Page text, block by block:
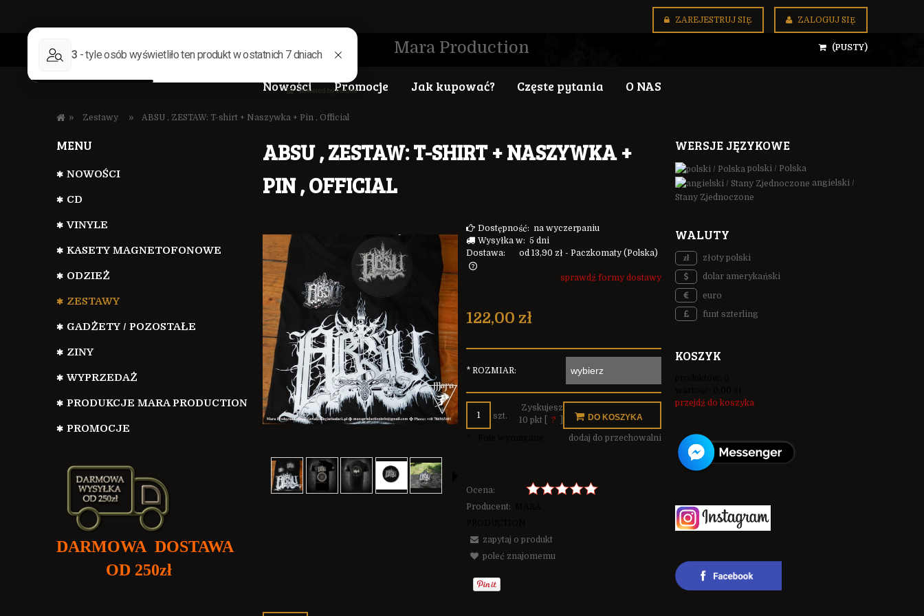
ZAREJESTRUJ SIĘ ZALOGUJ SIĘ
Mara Production (PUSTY)
Nowości Promocje Jak kupować? Częste pytania O NAS
» Zestawy » ABSU , ZESTAW: T-shirt + Naszywka + Pin , Official
MENU
NOWOŚCI
CD
VINYLE
KASETY MAGNETOFONOWE
ODZIEŻ
ZESTAWY
GADŻETY / POZOSTAŁE
ZINY
WYPRZEDAŻ
PRODUKCJE MARA PRODUCTION
PROMOCJE
DARMOWA DOSTAWA
OD 250zł
ABSU , ZESTAW: T-SHIRT + NASZYWKA +
PIN , OFFICIAL
Dostępność: na wyczerpaniu
Wysyłka w: 5 dni
Dostawa:
od 13,90 zł - Paczkomaty (Polska)
Cena nie zawiera ewentualnych
kosztów płatności
sprawdź formy dostawy
122,00 zł
* ROZMIAR:
szt. DO KOSZYKA
Zyskujesz
10 pkt [ ?
dodaj do przechowalni
Ocena:
Producent:
zapytaj o produkt
poleć znajomemu
WERSJE JĘZYKOWE
polski / Polska
angielski /
Stany Zjednoczone
WALUTY
złoty polski
dolar amerykański
euro
funt szterling
KOSZYK
przejdź do koszyka